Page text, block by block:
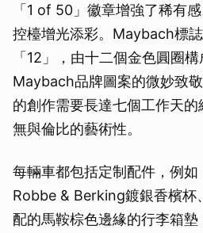
「1 of 50」徽章增強了稀有
控檯增光添彩。Maybach標
「12」，由十二個金色圓圈
Maybach品牌圖案的微妙致
的創作需要長達七個工作天
無與倫比的藝術性。
每輛車都包括定制配件，例
Robbe & Berking鍍銀香檳杯
配的馬鞍棕色邊緣的行李箱